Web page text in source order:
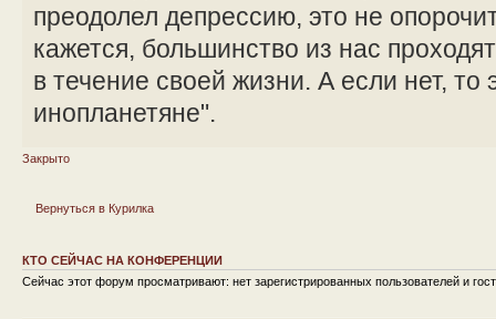
преодолел депрессию, это не
кажется, большинство из нас
в течение своей жизни. А если нет, то
инопланетяне".
Закрыто
Вернуться в Курилка
КТО СЕЙЧАС НА КОНФЕРЕНЦИИ
Сейчас этот форум просматривают: нет зарегистрированных пользователей и